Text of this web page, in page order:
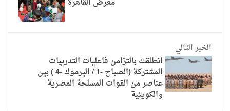
الخبر التالي
انطلقت بالتزامن فاعليات التدريبات
المشتركة (الصباح -1 / اليرموك -4 ) بين
عناصر من القوات المسلحة المصرية
والكويتية